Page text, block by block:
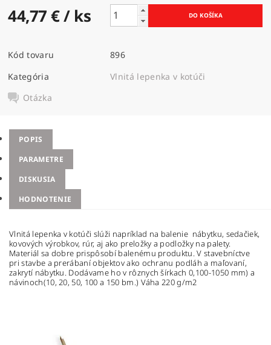
44,77 €/ ks
Kód tovaru
896
Kategória
Vlnitá lepenka v kotúči
Otázka
POPIS
PARAMETRE
DISKUSIA
HODNOTENIE
Vlnitá lepenka v kotúči slúži napríklad na balenie nábytku, sedačiek,
kovových výrobkov, rúr, aj ako preložky a podložky na palety.
Materiál sa dobre prispôsobí balenému produktu. V stavebníctve
pri stavbe a prerábaní objektov ako ochranu podláh a maľovaní,
zakrytí nábytku. Dodávame ho v rôznych šírkach 0,100-1050 mm) a
návinoch(10, 20, 50, 100 a 150 bm.) Váha 220 g/m2